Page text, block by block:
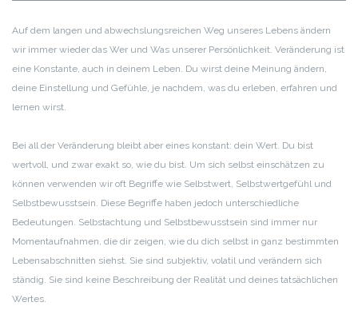
Auf dem langen und abwechslungsreichen Weg unseres Lebens ändern
wir immer wieder das Wer und Was unserer Persönlichkeit. Veränderung ist
eine Konstante, auch in deinem Leben. Du wirst deine Meinung ändern,
deine Einstellung und Gefühle, je nachdem, was du erleben, erfahren und
lernen wirst.
Bei all der Veränderung bleibt aber eines konstant: dein Wert. Du bist
wertvoll, und zwar exakt so, wie du bist. Um sich selbst einschätzen zu
können verwenden wir oft Begriffe wie Selbstwert, Selbstwertgefühl und
Selbstbewusstsein. Diese Begriffe haben jedoch unterschiedliche
Bedeutungen. Selbstachtung und Selbstbewusstsein sind immer nur
Momentaufnahmen, die dir zeigen, wie du dich selbst in ganz bestimmten
Lebensabschnitten siehst. Sie sind subjektiv, volatil und verändern sich
ständig. Sie sind keine Beschreibung der Realität und deines tatsächlichen
Wertes.